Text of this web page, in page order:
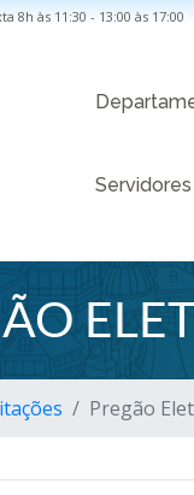
8h às 11:30 - 13:00 às 17:00
Servidores
Pregão